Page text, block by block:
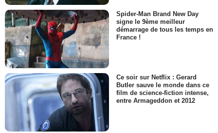
Spider-Man Brand New Day
signe le 9ème meilleur
démarrage de tous les temps en
France !
Ce soir sur Netflix : Gerard
Butler sauve le monde dans ce
film de science-fiction intense,
entre Armageddon et 2012